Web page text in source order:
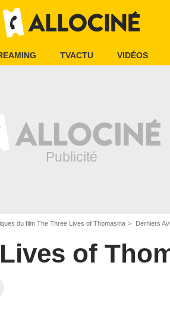
TVACTU VIDÉOS
du film The Three Lives of Thomasina Derniers
of